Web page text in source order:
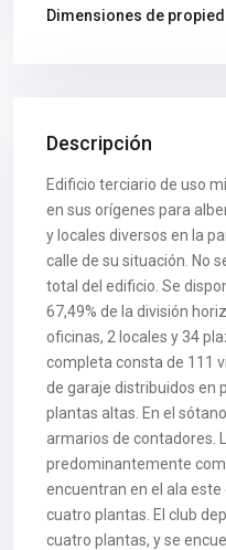
Dimensiones de
Descripción
Edificio terciario de uso
en sus orígenes para
y locales diversos en la
calle de su situación. No
total del edificio. Se
67,49% de la división
oficinas, 2 locales y 34
completa consta de 111
de garaje distribuidos en
plantas altas. En el
armarios de contadores.
predominantemente
encuentran en el ala
cuatro plantas. El club
cuatro plantas, y se